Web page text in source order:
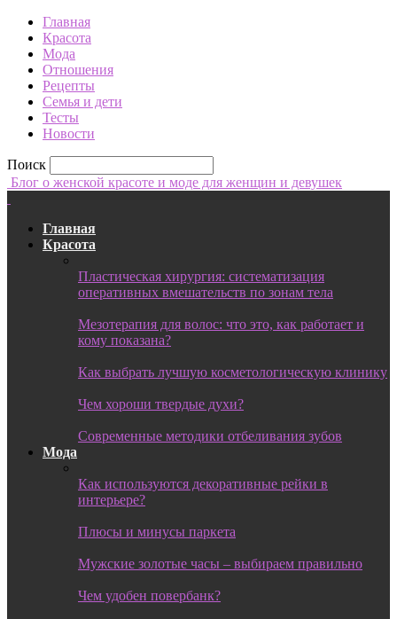
Главная
Красота
Мода
Отношения
Рецепты
Семья и дети
Тесты
Новости
Поиск
Блог о женской красоте и моде для женщин и девушек
Главная
Красота
Пластическая хирургия: систематизация
оперативных вмешательств по зонам тела
Мезотерапия для волос: что это, как работает и
кому показана?
Как выбрать лучшую косметологическую клинику
Чем хороши твердые духи?
Современные методики отбеливания зубов
Мода
Как используются декоративные рейки в
интерьере?
Плюсы и минусы паркета
Мужские золотые часы – выбираем правильно
Чем удобен повербанк?